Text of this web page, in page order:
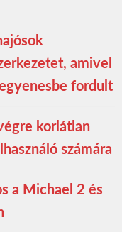
amivel
fordult
korlátlan
számára
a Michael 2 és